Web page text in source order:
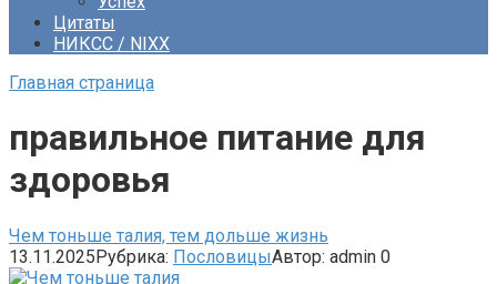
Цитаты
НИКСС / NIXX
Главная страница
правильное питание для
здоровья
Чем тоньше талия, тем дольше жизнь
13.11.2025Рубрика: ПословицыАвтор: admin 0